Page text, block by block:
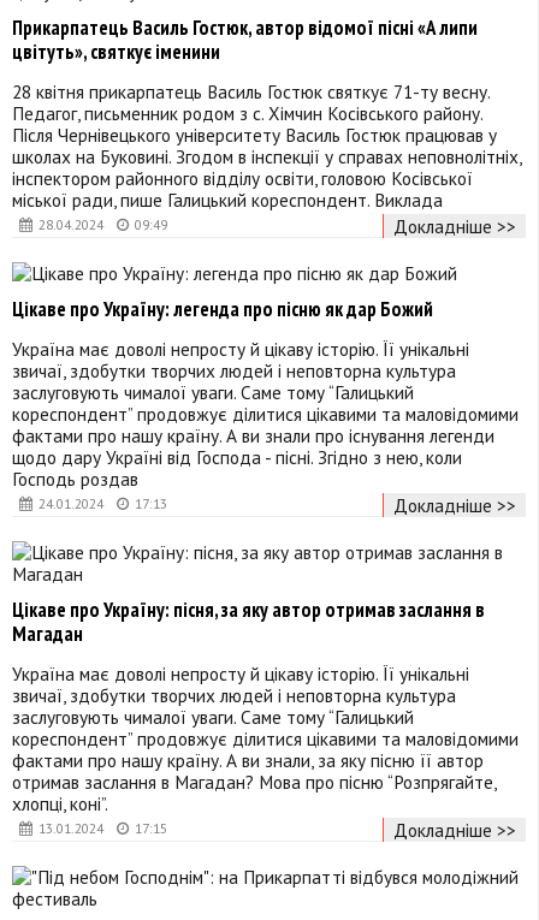
28.04.2024 09:49
Прикарпатець Василь Гостюк, автор відомої пісні «А липи
цвітуть», святкує іменини
28 квітня прикарпатець Василь Гостюк святкує 71-ту весну.
Педагог, письменник родом з с. Хімчин Косівського району.
Після Чернівецького університету Василь Гостюк працював у
школах на Буковині. Згодом в інспекції у справах неповнолітніх,
інспектором районного відділу освіти, головою Косівської
міської ради, пише Галицький кореспондент. Виклада
Докладніше >>
24.01.2024 17:13
Цікаве про Україну: легенда про пісню як дар Божий
Україна має доволі непросту й цікаву історію. Її унікальні
звичаї, здобутки творчих людей і неповторна культура
заслуговують чималої уваги. Саме тому “Галицький
кореспондент” продовжує ділитися цікавими та маловідомими
фактами про нашу країну. А ви знали про існування легенди
щодо дару Україні від Господа - пісні. Згідно з нею, коли
Господь роздав
Докладніше >>
13.01.2024 17:15
Цікаве про Україну: пісня, за яку автор отримав заслання в
Магадан
Україна має доволі непросту й цікаву історію. Її унікальні
звичаї, здобутки творчих людей і неповторна культура
заслуговують чималої уваги. Саме тому “Галицький
кореспондент” продовжує ділитися цікавими та маловідомими
фактами про нашу країну. А ви знали, за яку пісню її автор
отримав заслання в Магадан? Мова про пісню “Розпрягайте,
хлопці, коні”.
Докладніше >>